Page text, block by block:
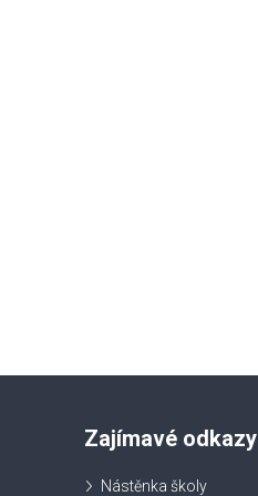
Zajímavé odkazy
Nástěnka školy